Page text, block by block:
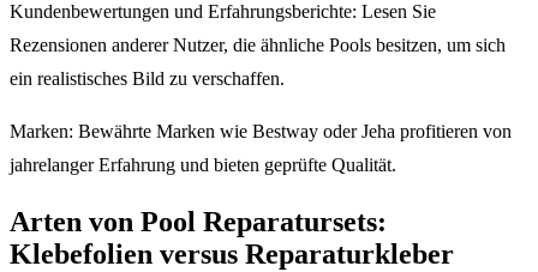
Kundenbewertungen und Erfahrungsberichte: Lesen Sie
Rezensionen anderer Nutzer, die ähnliche Pools besitzen, um sich
ein realistisches Bild zu verschaffen.
Marken: Bewährte Marken wie Bestway oder Jeha profitieren von
jahrelanger Erfahrung und bieten geprüfte Qualität.
Arten von Pool Reparatursets:
Klebefolien versus Reparaturkleber